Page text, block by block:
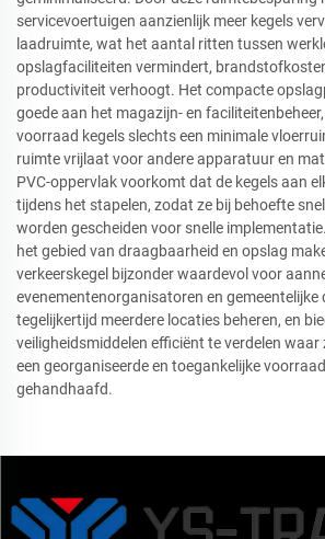
servicevoertuigen aanzienlijk meer kegels
laadruimte, wat het aantal ritten tussen
opslagfaciliteiten vermindert,
productiviteit verhoogt. Het compacte
goede aan het magazijn- en
voorraad kegels slechts een minimale
ruimte vrijlaat voor andere apparatuur en
PVC-oppervlak voorkomt dat de kegels aan
tijdens het stapelen, zodat ze bij behoefte
worden gescheiden voor snelle
het gebied van draagbaarheid en opslag
verkeerskegel bijzonder waardevol voor
evenementenorganisatoren en gemeentelijke
tegelijkertijd meerdere locaties beheren, en
veiligheidsmiddelen efficiënt te verdelen waar
een georganiseerde en toegankelijke
gehandhaafd.